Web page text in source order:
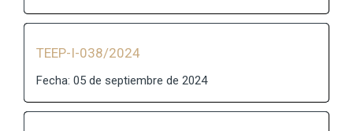
TEEP-I-038/2024
Fecha: 05 de septiembre de 2024